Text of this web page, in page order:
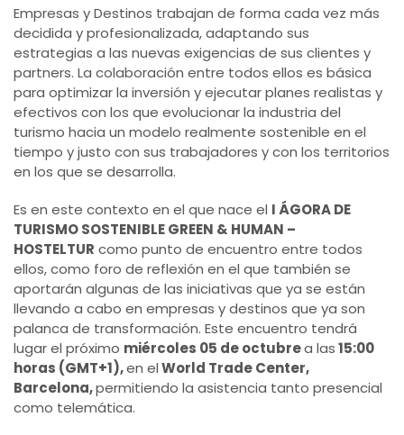
Empresas y Destinos trabajan de forma cada vez más
decidida y profesionalizada, adaptando sus
estrategias a las nuevas exigencias de sus clientes y
partners. La colaboración entre todos ellos es básica
para optimizar la inversión y ejecutar planes realistas y
efectivos con los que evolucionar la industria del
turismo hacia un modelo realmente sostenible en el
tiempo y justo con sus trabajadores y con los territorios
en los que se desarrolla.
Es en este contexto en el que nace el I ÁGORA DE
TURISMO SOSTENIBLE GREEN & HUMAN –
HOSTELTUR como punto de encuentro entre todos
ellos, como foro de reflexión en el que también se
aportarán algunas de las iniciativas que ya se están
llevando a cabo en empresas y destinos que ya son
palanca de transformación. Este encuentro tendrá
lugar el próximo miércoles 05 de octubrea las15:00
horas (GMT+1),en elWorld Trade Center,
Barcelona,permitiendo la asistencia tanto presencial
como telemática.